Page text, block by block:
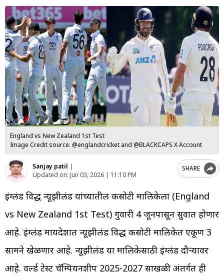
England vs New Zealand 1st Test
Image Credit source: @englandcricket and @BLACKCAPS X Account
Sanjay patil |
Updated on: Jun 03, 2026 | 11:10 PM
SHARE
इंग्लंड विरुद्ध न्यूझीलंड यांच्यातील कसोटी मालिकेला (England
vs New Zealand 1st Test) गुरुवारी 4 जूनपासून सुरुवात होणार
आहे. इंग्लंड मायदेशात न्यूझीलंड विरुद्ध कसोटी मालिकेत एकूण 3
सामने खेळणार आहे. न्यूझीलंड या मालिकेसाठी इंग्लंड दौऱ्यावर
आहे. वर्ल्ड टेस्ट चॅम्पियनशीप 2025-2027 साखळी अंतर्गत ही